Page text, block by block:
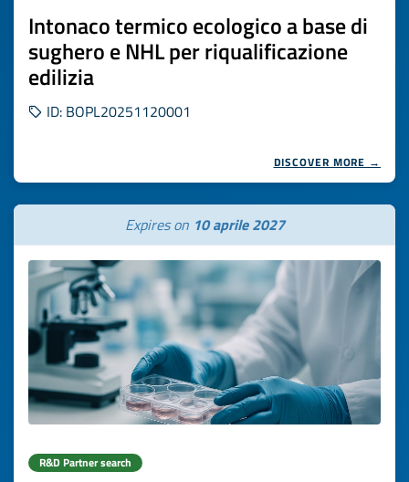
Intonaco termico ecologico a base di
sughero e NHL per riqualificazione
edilizia
ID: BOPL20251120001
DISCOVER MORE →
Expires on 10 aprile 2027
R&D Partner search